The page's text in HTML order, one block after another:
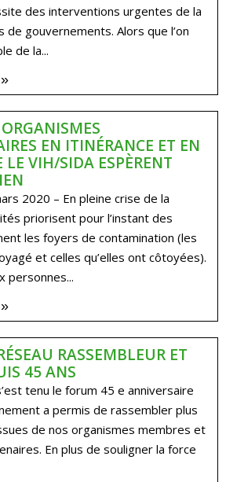
des interventions urgentes de la
gouvernements. Alors que l’on
de la...
EN ITINÉRANCE ET EN
LE VIH/SIDA ESPÈRENT
2020 – En pleine crise de la
priorisent pour l’instant des
les foyers de contamination (les
et celles qu’elles ont côtoyées).
personnes...
RASSEMBLEUR ET
45 ANS
tenu le forum 45 e anniversaire
a permis de rassembler plus
de nos organismes membres et
En plus de souligner la force